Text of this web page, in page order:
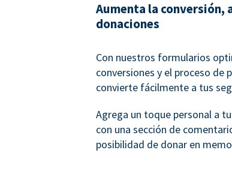
Aumenta la conversión,
donaciones
Con nuestros formularios
conversiones y el proceso de
convierte fácilmente a tus
Agrega un toque personal a
con una sección de
posibilidad de donar en